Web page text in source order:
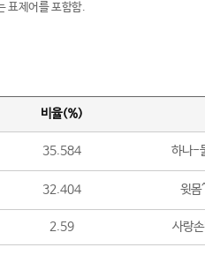
표제어를 포함함.
비율(%)
35.584 하나-
32.404 윗몸
2.59 사랑